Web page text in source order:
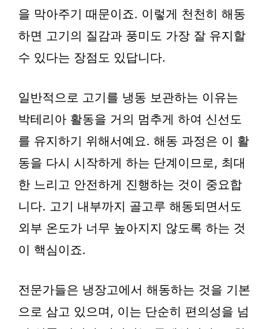
을 막아주기 때문이죠. 이렇게 천천히 해동
하면 고기의 질감과 풍미도 가장 잘 유지할
수 있다는 장점도 있답니다.
일반적으로 고기를 냉동 보관하는 이유는
박테리아 활동을 거의 멈추게 하여 신선도
를 유지하기 위해서예요. 해동 과정은 이 활
동을 다시 시작하게 하는 단계이므로, 최대
한 느리고 안전하게 진행하는 것이 중요합
니다. 고기 내부까지 골고루 해동되면서도
외부 온도가 너무 높아지지 않도록 하는 것
이 핵심이죠.
전문가들은 냉장고에서 해동하는 것을 기본
으로 삼고 있으며, 이는 단순히 편의성을 넘